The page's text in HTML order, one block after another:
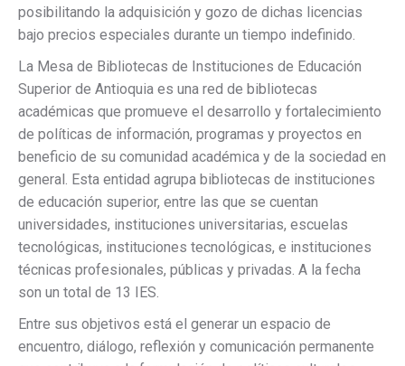
posibilitando la adquisición y gozo de dichas licencias
bajo precios especiales durante un tiempo indefinido.
La Mesa de Bibliotecas de Instituciones de Educación
Superior de Antioquia es una red de bibliotecas
académicas que promueve el desarrollo y fortalecimiento
de políticas de información, programas y proyectos en
beneficio de su comunidad académica y de la sociedad en
general. Esta entidad agrupa bibliotecas de instituciones
de educación superior, entre las que se cuentan
universidades, instituciones universitarias, escuelas
tecnológicas, instituciones tecnológicas, e instituciones
técnicas profesionales, públicas y privadas. A la fecha
son un total de 13 IES.
Entre sus objetivos está el generar un espacio de
encuentro, diálogo, reflexión y comunicación permanente